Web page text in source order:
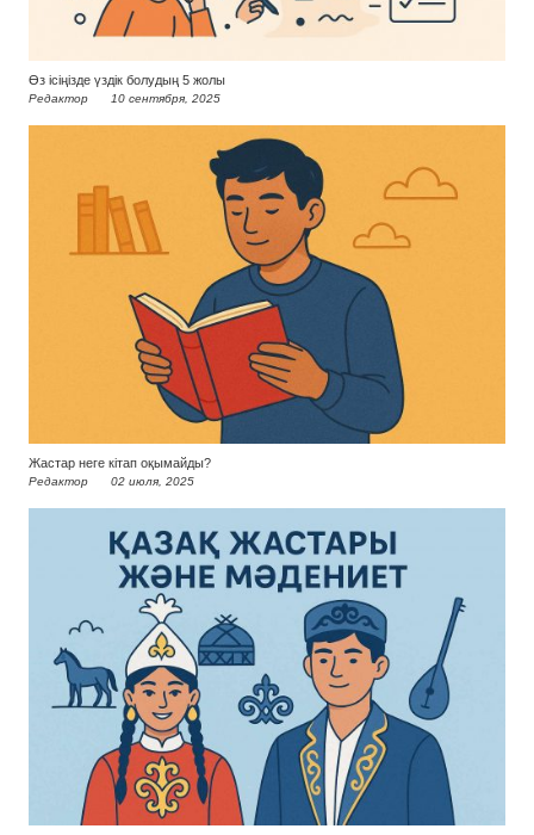
Өз ісіңізде үздік болудың 5 жолы
Редактор 10 сентября, 2025
Жастар неге кітап оқымайды?
Редактор 02 июля, 2025